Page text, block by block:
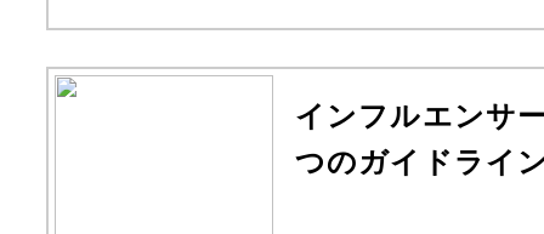
インフルエンサ
つのガイドライ